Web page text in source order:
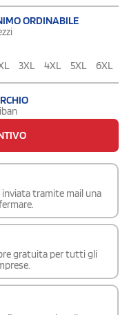
ORDINABILE
3XL 4XL 5XL 6XL
tramite mail una
gratuita per tutti gli